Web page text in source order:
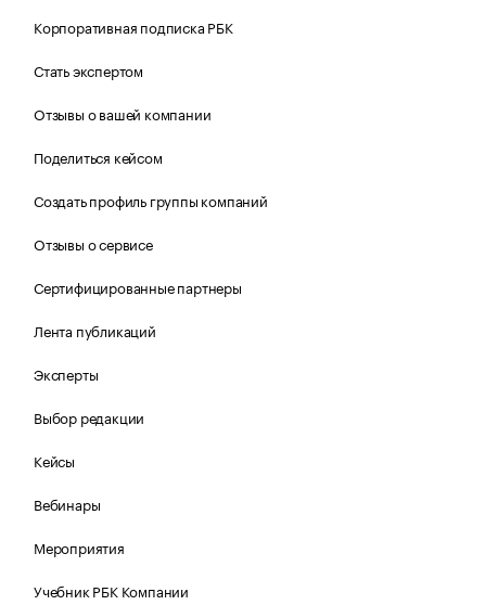
Корпоративная подписка РБК
Стать экспертом
Отзывы о вашей компании
Поделиться кейсом
Создать профиль группы компаний
Отзывы о сервисе
Сертифицированные партнеры
Лента публикаций
Эксперты
Выбор редакции
Кейсы
Вебинары
Мероприятия
Учебник РБК Компании